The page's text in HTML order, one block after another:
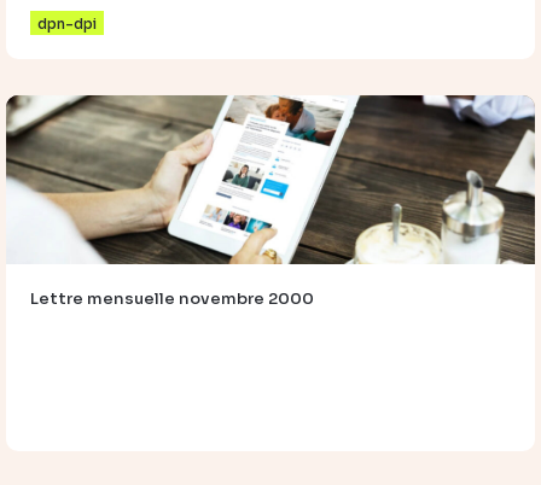
dpn-dpi
Lettre mensuelle novembre 2000